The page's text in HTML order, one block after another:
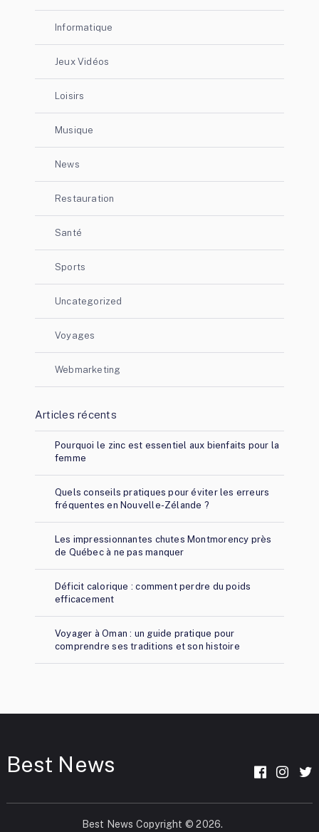
Informatique
Jeux Vidéos
Loisirs
Musique
News
Restauration
Santé
Sports
Uncategorized
Voyages
Webmarketing
Articles récents
Pourquoi le zinc est essentiel aux bienfaits pour la
femme
Quels conseils pratiques pour éviter les erreurs
fréquentes en Nouvelle-Zélande ?
Les impressionnantes chutes Montmorency près
de Québec à ne pas manquer
Déficit calorique : comment perdre du poids
efficacement
Voyager à Oman : un guide pratique pour
comprendre ses traditions et son histoire
Best News
Best News Copyright © 2026.